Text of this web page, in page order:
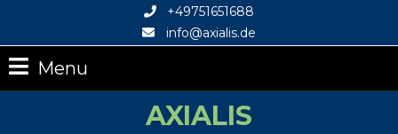
+49751651688
info@axialis.de
Menu
AXIALIS